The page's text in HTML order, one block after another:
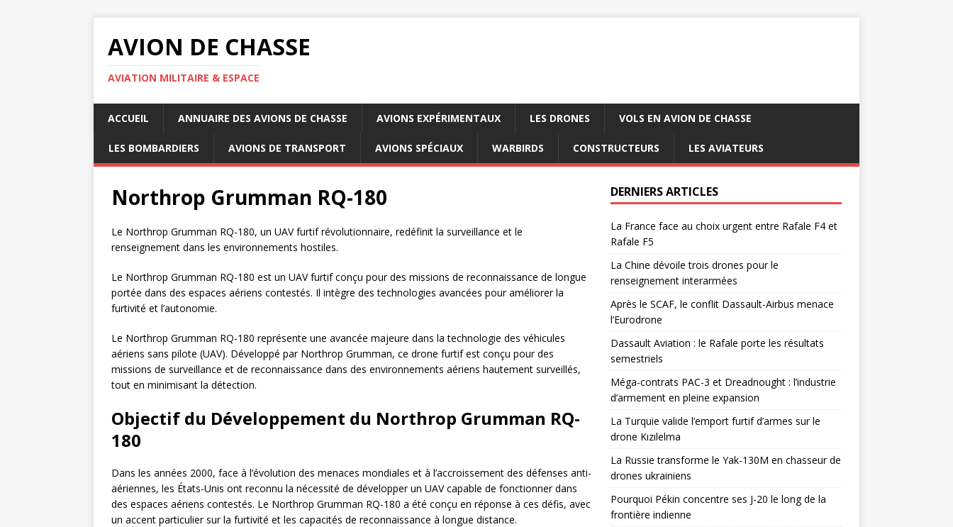
AVION DE CHASSE
AVIATION MILITAIRE & ESPACE
ACCUEIL ANNUAIRE DES AVIONS DE CHASSE AVIONS EXPÉRIMENTAUX LES DRONES VOLS EN AVION DE CHASSE
LES BOMBARDIERS AVIONS DE TRANSPORT AVIONS SPÉCIAUX WARBIRDS CONSTRUCTEURS LES AVIATEURS
Northrop Grumman RQ-180
Le Northrop Grumman RQ-180, un UAV furtif révolutionnaire, redéfinit la surveillance et le
renseignement dans les environnements hostiles.
Le Northrop Grumman RQ-180 est un UAV furtif conçu pour des missions de reconnaissance de longue
portée dans des espaces aériens contestés. Il intègre des technologies avancées pour améliorer la
furtivité et l’autonomie.
Le Northrop Grumman RQ-180 représente une avancée majeure dans la technologie des véhicules
aériens sans pilote (UAV). Développé par Northrop Grumman, ce drone furtif est conçu pour des
missions de surveillance et de reconnaissance dans des environnements aériens hautement surveillés,
tout en minimisant la détection.
Objectif du Développement du Northrop Grumman RQ-
180
Dans les années 2000, face à l’évolution des menaces mondiales et à l’accroissement des défenses anti-
aériennes, les États-Unis ont reconnu la nécessité de développer un UAV capable de fonctionner dans
des espaces aériens contestés. Le Northrop Grumman RQ-180 a été conçu en réponse à ces défis, avec
un accent particulier sur la furtivité et les capacités de reconnaissance à longue distance.
DERNIERS ARTICLES
La France face au choix urgent entre Rafale F4 et
Rafale F5
La Chine dévoile trois drones pour le
renseignement interarmées
Après le SCAF, le conflit Dassault-Airbus menace
l’Eurodrone
Dassault Aviation : le Rafale porte les résultats
semestriels
Méga-contrats PAC-3 et Dreadnought : l’industrie
d’armement en pleine expansion
La Turquie valide l’emport furtif d’armes sur le
drone Kızılelma
La Russie transforme le Yak-130M en chasseur de
drones ukrainiens
Pourquoi Pékin concentre ses J-20 le long de la
frontière indienne